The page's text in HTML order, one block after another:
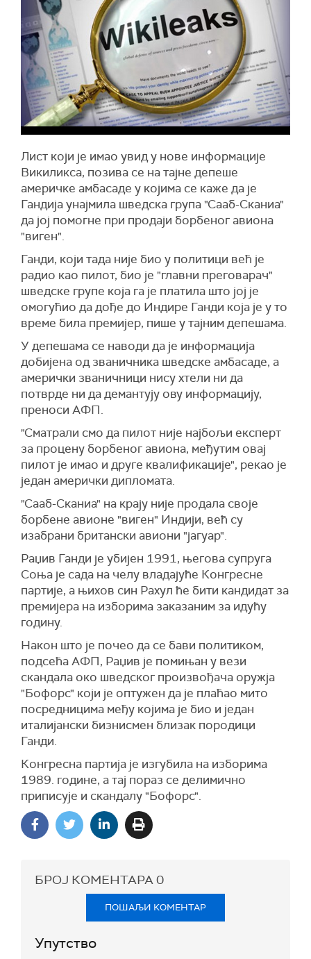
Лист који је имао увид у нове информације
Викиликса, позива се на тајне депеше
америчке амбасаде у којима се каже да је
Гандија унајмила шведска група "Сааб-Сканиа"
да јој помогне при продаји борбеног авиона
"виген".
Ганди, који тада није био у политици већ је
радио као пилот, био је "главни преговарач"
шведске групе која га је платила што јој је
омогућио да дође до Индире Ганди која је у то
време била премијер, пише у тајним депешама.
У депешама се наводи да је информација
добијена од званичника шведске амбасаде, а
амерички званичници нису хтели ни да
потврде ни да демантују ову информацију,
преноси АФП.
"Сматрали смо да пилот није најбољи експерт
за процену борбеног авиона, међутим овај
пилот је имао и друге квалификације", рекао је
један амерички дипломата.
"Сааб-Сканиа" на крају није продала своје
борбене авионе "виген" Индији, већ су
изабрани британски авиони "јагуар".
Раџив Ганди је убијен 1991, његова супруга
Соња је сада на челу владајуће Конгресне
партије, а њихов син Рахул ће бити кандидат за
премијера на изборима заказаним за идућу
годину.
Након што је почео да се бави политиком,
подсећа АФП, Раџив је помињан у вези
скандала око шведског произвођача оружја
"Бофорс" који је оптужен да је плаћао мито
посредницима међу којима је био и један
италијански бизнисмен близак породици
Ганди.
Конгресна партија је изгубила на изборима
1989. године, а тај пораз се делимично
приписује и скандалу "Бофорс".
БРОЈ КОМЕНТАРА0
ПОШАЉИ КОМЕНТАР
Упутство